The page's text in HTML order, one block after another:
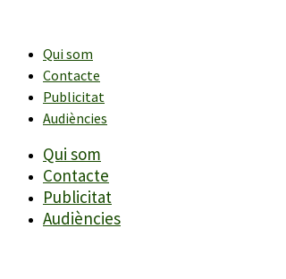
contingutQui som
Contacte
Publicitat
Audiències
Qui som
Contacte
Publicitat
Audiències